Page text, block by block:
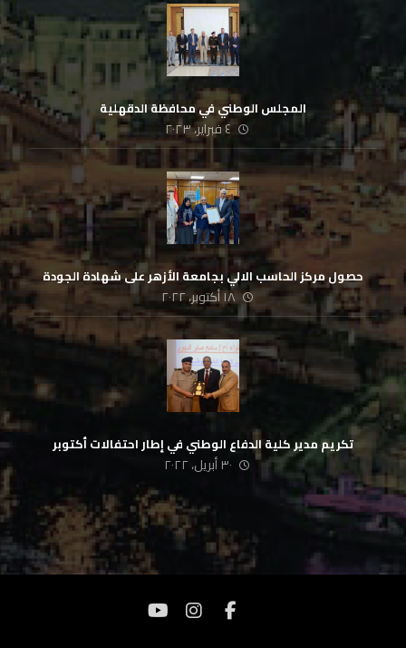
المجلس الوطني في محافظة الدقهلية
٤ فبراير، ٢٠٢٣
حصول مركز الحاسب الالي بجامعة الأزهر على شهادة الجودة
١٨ أكتوبر، ٢٠٢٢
تكريم مدير كلية الدفاع الوطني في إطار احتفالات أكتوبر
٣٠ أبريل، ٢٠٢٢